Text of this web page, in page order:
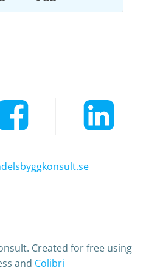
Created for free using
and Colibri